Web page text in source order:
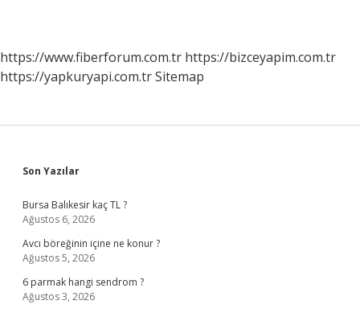
https://www.fiberforum.com.tr https://bizceyapim.com.tr
https://yapkuryapi.com.trSitemap
Sidebar
Son Yazılar
Bursa Balıkesir kaç TL ?
Ağustos 6, 2026
Avcı böreğinin içine ne konur ?
Ağustos 5, 2026
6 parmak hangi sendrom ?
Ağustos 3, 2026